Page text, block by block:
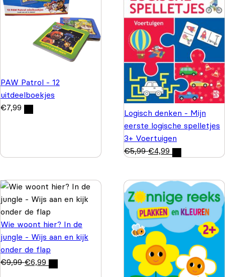
PAW Patrol - 12
uitdeelboekjes
€7,99
Logisch denken - Mijn
eerste logische spelletjes
3+ Voertuigen
€5,99 €4,99
Wie woont hier? In de
jungle - Wijs aan en kijk
onder de flap
€9,99 €6,99